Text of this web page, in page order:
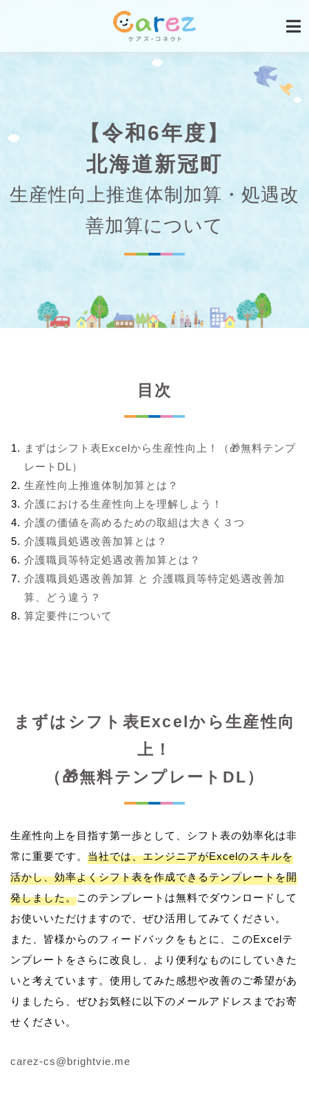
【令和6年度】
北海道新冠町
生産性向上推進体制加算・処遇改
善加算について
目次
まずはシフト表Excelから生産性向上！（🎁無料テンプ
レートDL）
生産性向上推進体制加算とは？
介護における生産性向上を理解しよう！
介護の価値を高めるための取組は大きく３つ
介護職員処遇改善加算とは？
介護職員等特定処遇改善加算とは？
介護職員処遇改善加算 と 介護職員等特定処遇改善加
算、どう違う？
算定要件について
まずはシフト表Excelから生産性向
上！
（🎁無料テンプレートDL）
生産性向上を目指す第一歩として、シフト表の効率化は非
常に重要です。 当社では、エンジニアがExcelのスキルを
活かし、効率よくシフト表を作成できるテンプレートを開
発しました。このテンプレートは無料でダウンロードして
お使いいただけますので、ぜひ活用してみてください。
また、皆様からのフィードバックをもとに、このExcelテ
ンプレートをさらに改良し、より便利なものにしていきた
いと考えています。使用してみた感想や改善のご希望があ
りましたら、ぜひお気軽に以下のメールアドレスまでお寄
せください。
carez-cs@brightvie.me